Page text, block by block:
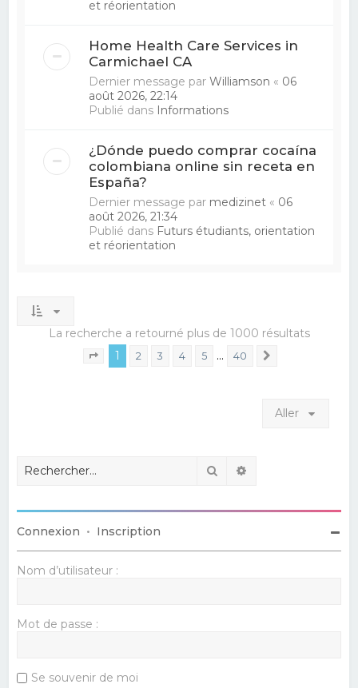
et réorientation
Home Health Care Services in
Carmichael CA
Dernier message parWilliamson « 06
août 2026, 22:14
Publié dans Informations
¿Dónde puedo comprar cocaína
colombiana online sin receta en
España?
Dernier message par medizinet « 06
août 2026, 21:34
Publié dans Futurs étudiants, orientation
et réorientation
La recherche a retourné plus de 1000 résultats
Page sur 40
1 2 3 4 5 … 40
Aller
Rechercher
Connexion • Inscription
Nom d’utilisateur :
Mot de passe :
Se souvenir de moi